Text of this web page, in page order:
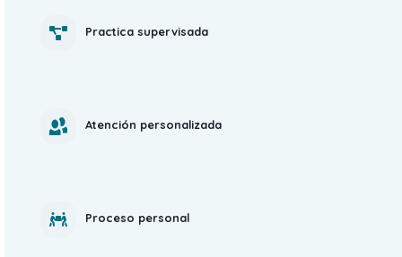
Practica supervisada
Atención personalizada
Proceso personal